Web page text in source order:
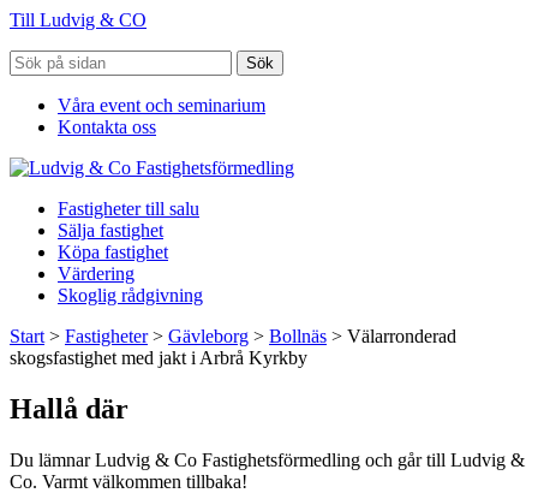
Till Ludvig & CO
Sök
Våra event och seminarium
Kontakta oss
Fastigheter till salu
Sälja fastighet
Köpa fastighet
Värdering
Skoglig rådgivning
Start > Fastigheter> Gävleborg > Bollnäs > Välarronderad
skogsfastighet med jakt i Arbrå Kyrkby
Hallå där
Du lämnar Ludvig & Co Fastighetsförmedling och går till Ludvig &
Co. Varmt välkommen tillbaka!